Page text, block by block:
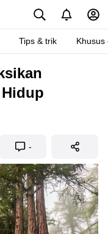
Tips & trik Khusus
-